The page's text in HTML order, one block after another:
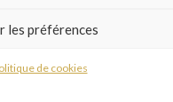
les préférences
de cookies